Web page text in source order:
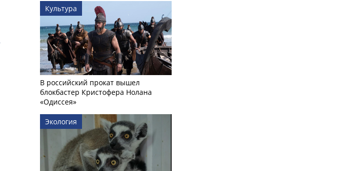
Культура
В российский прокат вышел
блокбастер Кристофера Нолана
«Одиссея»
Экология